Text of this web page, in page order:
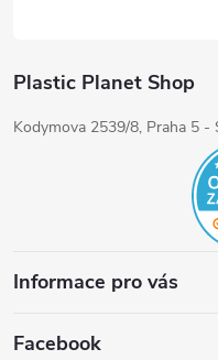
Plastic Planet Shop
Kodymova 2539/8, Praha 5 -
Informace pro vás
Facebook